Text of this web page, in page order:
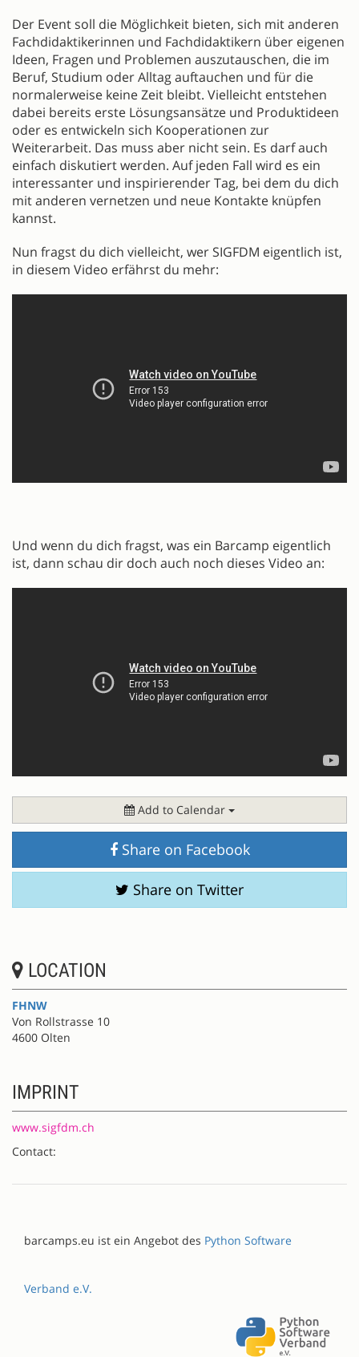
Der Event soll die Möglichkeit bieten, sich mit anderen
Fachdidaktikerinnen und Fachdidaktikern über eigenen
Ideen, Fragen und Problemen auszutauschen, die im
Beruf, Studium oder Alltag auftauchen und für die
normalerweise keine Zeit bleibt. Vielleicht entstehen
dabei bereits erste Lösungsansätze und Produktideen
oder es entwickeln sich Kooperationen zur
Weiterarbeit. Das muss aber nicht sein. Es darf auch
einfach diskutiert werden. Auf jeden Fall wird es ein
interessanter und inspirierender Tag, bei dem du dich
mit anderen vernetzen und neue Kontakte knüpfen
kannst.
Nun fragst du dich vielleicht, wer SIGFDM eigentlich ist,
in diesem Video erfährst du mehr:
Und wenn du dich fragst, was ein Barcamp eigentlich
ist, dann schau dir doch auch noch dieses Video an:
Add to Calendar
Share on Facebook
Share on Twitter
LOCATION
FHNW
Von Rollstrasse 10
4600 Olten
IMPRINT
www.sigfdm.ch
Contact:
barcamps.eu ist ein Angebot des Python Software
Verband e.V.